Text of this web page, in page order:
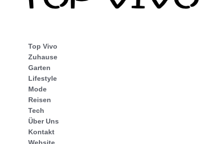
Top Vivo
Zuhause
Garten
Lifestyle
Mode
Reisen
Tech
Über Uns
Kontakt
Website